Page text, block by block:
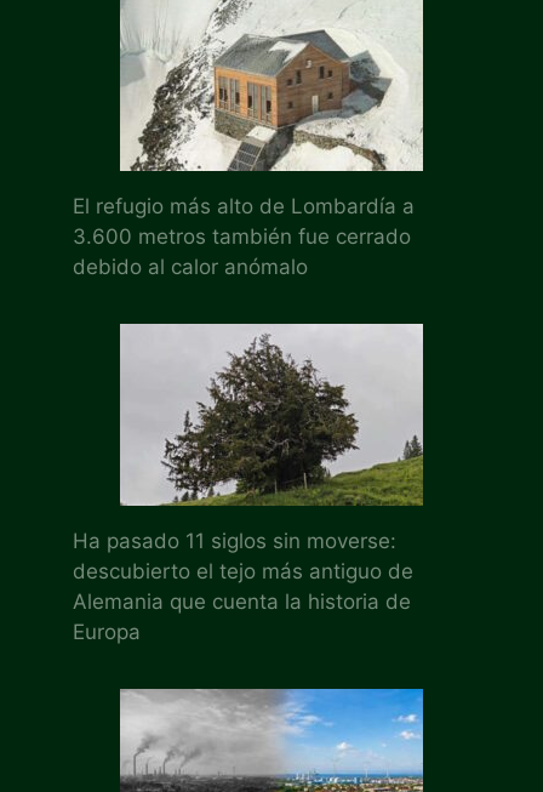
El refugio más alto de Lombardía a
3.600 metros también fue cerrado
debido al calor anómalo
Ha pasado 11 siglos sin moverse:
descubierto el tejo más antiguo de
Alemania que cuenta la historia de
Europa